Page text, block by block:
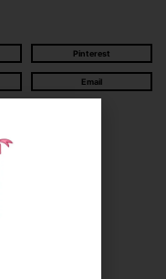
Pinterest
Email